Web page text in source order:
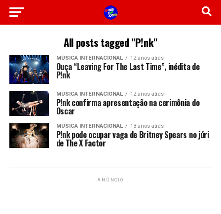
All posts tagged "P!nk"
MÚSICA INTERNACIONAL 12 anos atrás
Ouça “Leaving For The Last Time”, inédita de
P!nk
MÚSICA INTERNACIONAL 12 anos atrás
P!nk confirma apresentação na cerimônia do
Oscar
MÚSICA INTERNACIONAL 13 anos atrás
P!nk pode ocupar vaga de Britney Spears no júri
de The X Factor
ANÚNCIO